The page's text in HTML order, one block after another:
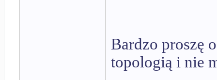
Bardzo proszę
topologią i nie